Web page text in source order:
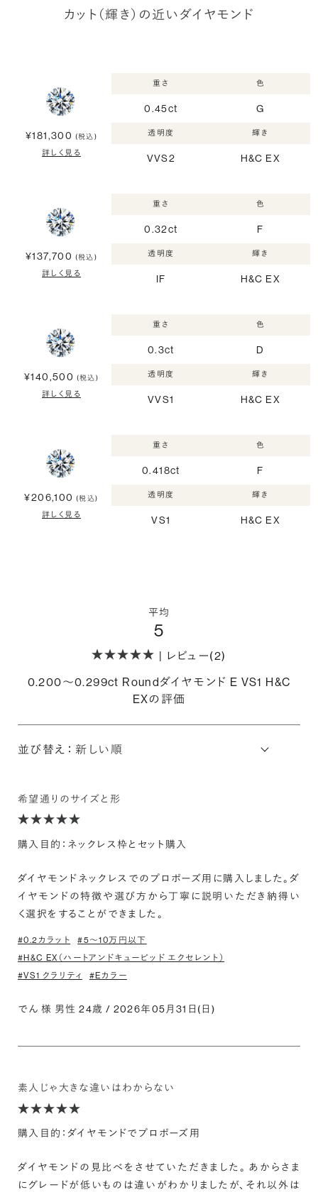
カット（輝き）の近いダイヤモンド
¥181,300 (税込)
詳しく見る
重さ
0.45ct
色
G
透明度
VVS2
輝き
H&C EX
¥137,700 (税込)
詳しく見る
重さ
0.32ct
色
F
透明度
IF
輝き
H&C EX
¥140,500 (税込)
詳しく見る
重さ
0.3ct
色
D
透明度
VVS1
輝き
H&C EX
¥206,100 (税込)
詳しく見る
重さ
0.418ct
色
F
透明度
VS1
輝き
H&C EX
平均
5
| レビュー(2)
0.200〜0.299ct Roundダイヤモンド E VS1 H&C
EXの評価
並び替え：
希望通りのサイズと形
購入目的：ネックレス枠とセット購入
ダイヤモンドネックレスでのプロポーズ用に購入しました。ダ
イヤモンドの特徴や選び方から丁寧に説明いただき納得い
く選択をすることができました。
#0.2カラット
#5〜10万円以下
#H&C EX（ハートアンドキューピッド エクセレント）
#VS1 クラリティ
#Eカラー
でん 様 男性 24歳 / 2026年05月31日(日)
素人じゃ大きな違いはわからない
購入目的：ダイヤモンドでプロポーズ用
ダイヤモンドの見比べをさせていただきました。 あからさま
にグレードが低いものは違いがわかりましたが、それ以外は